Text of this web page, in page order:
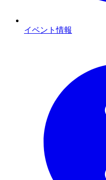
イベント情報